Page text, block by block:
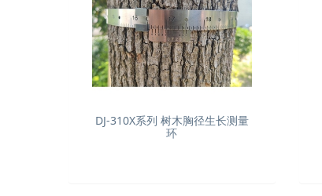
DJ-310X系列 树木胸径生长测量
环